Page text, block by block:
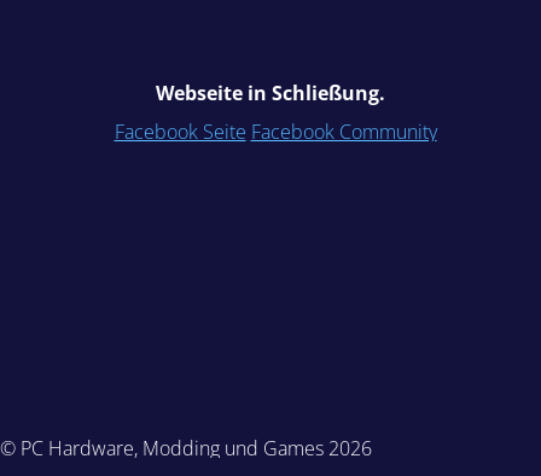
Webseite in Schließung.
Facebook Seite Facebook Community
© PC Hardware, Modding und Games 2026